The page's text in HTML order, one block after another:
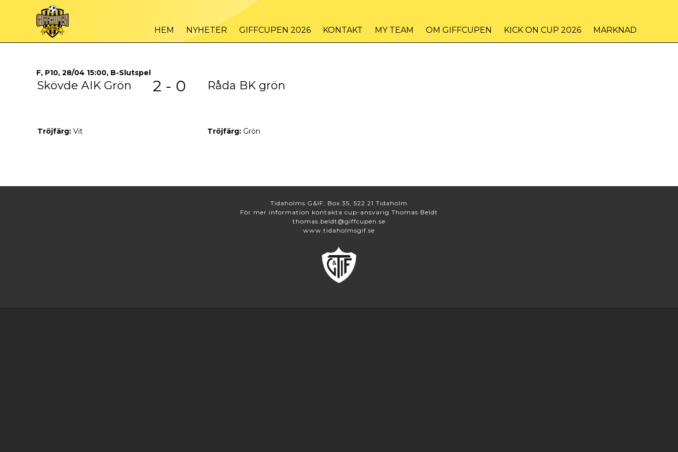
HEM NYHETER GIFFCUPEN 2026 KONTAKT MY TEAM OM GIFFCUPEN KICK ON CUP 2026 MARKNAD
F, P10, 28/04 15:00, B-Slutspel
Skövde AIK Grön 2 - 0 Råda BK grön
Tröjfärg: Vit Tröjfärg: Grön
Tidaholms G&IF, Box 35, 522 21 Tidaholm
För mer information kontakta cup-ansvarig Thomas Beldt
thomas.beldt@giffcupen.se
www.tidaholmsgif.se